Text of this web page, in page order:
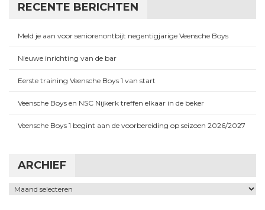
RECENTE BERICHTEN
Meld je aan voor seniorenontbijt negentigjarige Veensche Boys
Nieuwe inrichting van de bar
Eerste training Veensche Boys 1 van start
Veensche Boys en NSC Nijkerk treffen elkaar in de beker
Veensche Boys 1 begint aan de voorbereiding op seizoen 2026/2027
ARCHIEF
Archief